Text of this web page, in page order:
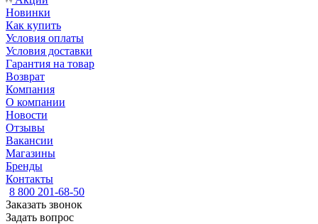
Новинки
Как купить
Условия оплаты
Условия доставки
Гарантия на товар
Возврат
Компания
О компании
Новости
Отзывы
Вакансии
Магазины
Бренды
Контакты
8 800 201-68-50
Заказать звонок
Задать вопрос